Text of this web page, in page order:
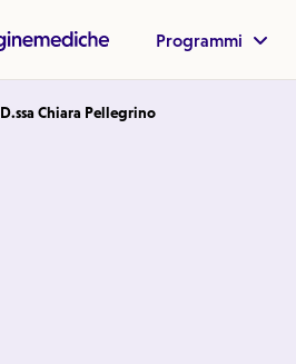
Programmi
D.ssa Chiara Pellegrino